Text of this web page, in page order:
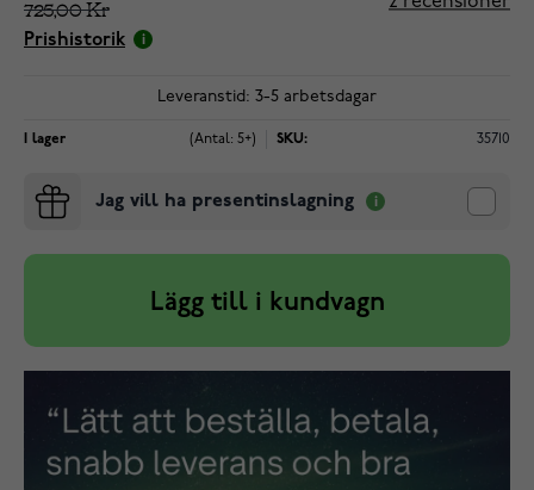
725,00 Kr
Prishistorik
Leveranstid: 3-5 arbetsdagar
I lager (Antal: 5+) SKU: 35710
Jag vill ha presentinslagning
Lägg till i kundvagn